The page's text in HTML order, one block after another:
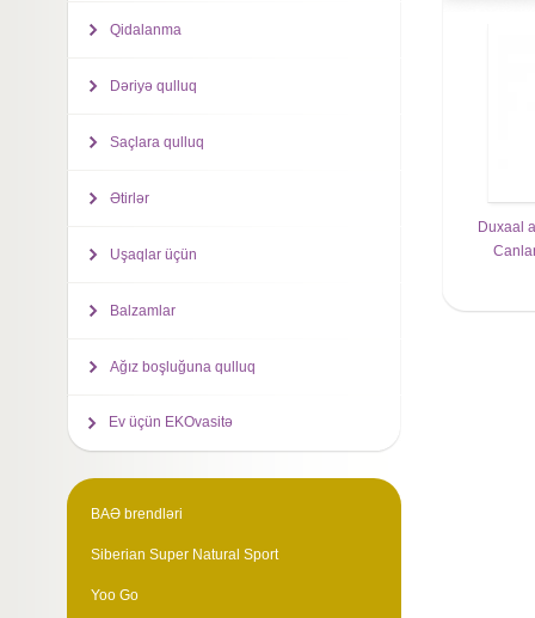
Duxaal
Qidalanma
Dəriyə qulluq
Saçlara qulluq
Ətirlər
Uşaqlar üçün
Balzamlar
Ağız boşluğuna qulluq
Ev üçün EKOvasitə
BAƏ brendləri
Siberian Super Natural Sport
Yoo Go